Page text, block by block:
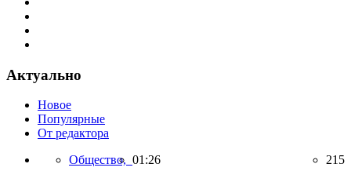
Актуально
Новое
Популярные
От редактора
Общество, 01:26 215